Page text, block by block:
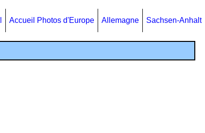
Accueil Photos d'Europe Allemagne Sachsen-Anhalt